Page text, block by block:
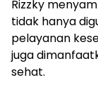
Rizzky
tidak hanya
pelayanan
juga
sehat.